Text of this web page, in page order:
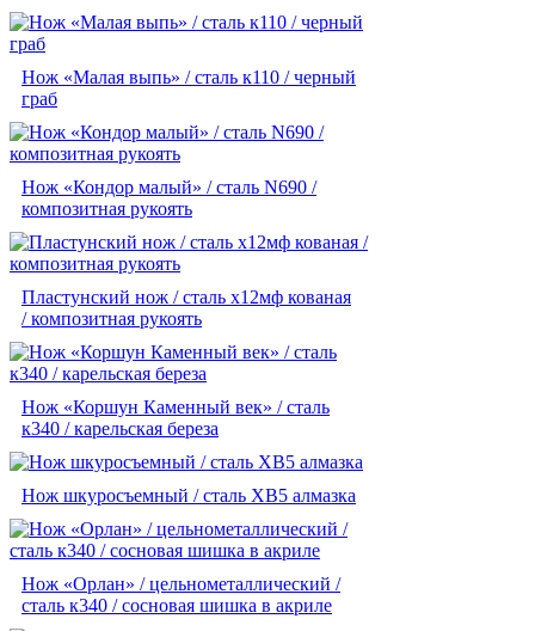
Нож «Малая выпь» / сталь к110 / черный
граб
Нож «Кондор малый» / сталь N690 /
композитная рукоять
Пластунский нож / сталь х12мф кованая
/ композитная рукоять
Нож «Коршун Каменный век» / сталь
к340 / карельская береза
Нож шкуросъемный / сталь ХВ5 алмазка
Нож «Орлан» / цельнометаллический /
сталь к340 / сосновая шишка в акриле